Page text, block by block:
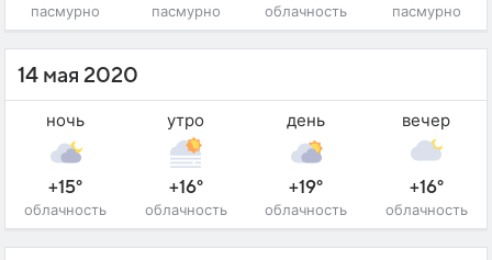
пасмурно пасмурно облачность пасмурно
14 мая 2020
ночь
+15°
облачность
утро
+16°
облачность
день
+19°
облачность
вечер
+16°
облачность